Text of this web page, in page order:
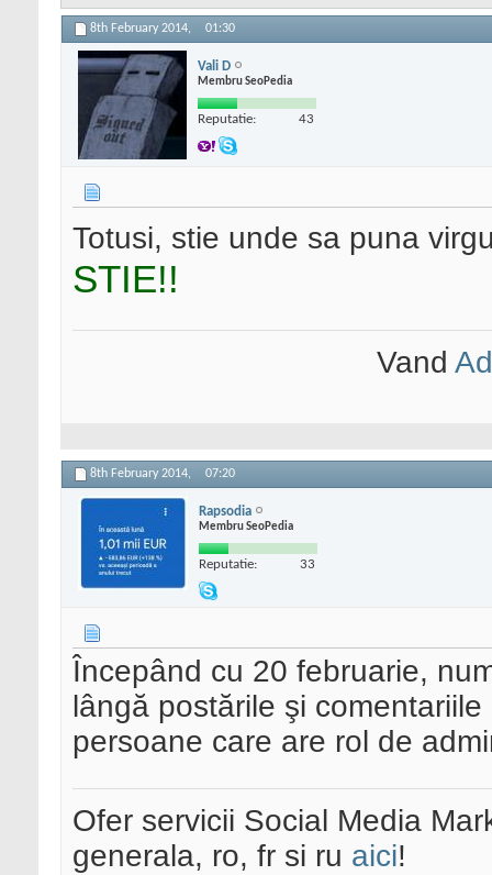
8th February 2014, 01:30
Vali D
Membru SeoPedia
Reputatie: 43
Totusi, stie unde sa puna
STIE!!
Vand
8th February 2014, 07:20
Rapsodia
Membru SeoPedia
Reputatie: 33
Începând cu 20 februarie,
lângă postările şi
persoane care are rol de
Ofer servicii Social Media
generala, ro, fr si ru aici!